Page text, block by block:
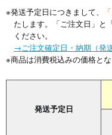
※発送予定日につきまして、
たします。
「ご注文日」
ください。
→ご注文確定日・納期（発
※商品は消費税込みの価格とな
発送予定日